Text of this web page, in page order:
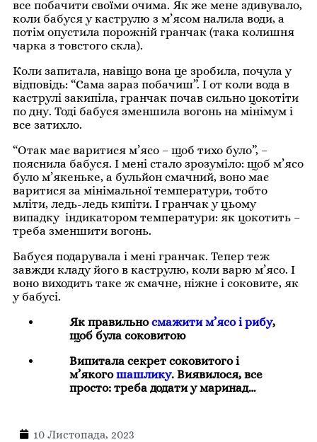
все побачити своїми очима. Як же мене здивувало,
коли бабуся у каструлю з м’ясом налила води, а
потім опустила порожній гранчак (така колишня
чарка з товстого скла).
Коли запитала, навіщо вона це зробила, почула у
відповідь: “Сама зараз побачиш”. І от коли вода в
каструлі закипіла, гранчак почав сильно цокотіти
по дну. Тоді бабуся зменшила вогонь на мінімум і
все затихло.
“Отак має варитися м’ясо – щоб тихо було”, –
пояснила бабуся. І мені стало зрозуміло: щоб м’ясо
було м’якеньке, а бульйон смачний, воно має
варитися за мінімальної температури, тобто
мліти, ледь-ледь кипіти. І гранчак у цьому
випадку індикатором температури: як цокотить –
треба зменшити вогонь.
Бабуся подарувала і мені гранчак. Тепер теж
завжди кладу його в каструлю, коли варю м’ясо. І
воно виходить таке ж смачне, ніжне і соковите, як
у бабусі.
Як правильносмажити м’ясо і рибу,
щоб була соковитою
Випитала секрет соковитого і
м’якогошашлику. Виявилося, все
просто: треба додати у маринад…
10 Листопада, 2023